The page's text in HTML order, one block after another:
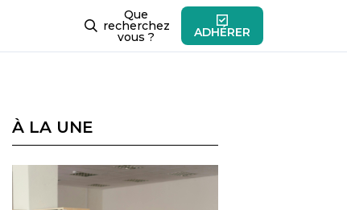
Que
recherchez
vous ? ADHÉRER
À LA UNE